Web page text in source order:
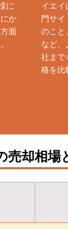
に
か
面
イエ
門サ
のこと
など
社まで
格を比
売却相場